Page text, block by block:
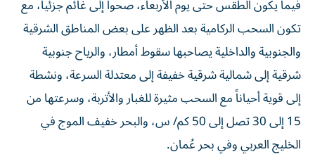
فيما يكون الطقس حتى يوم الأربعاء، صحواً إلى غائم جزئياً، مع
تكون السحب الركامية بعد الظهر على بعض المناطق الشرقية
والجنوبية والداخلية يصاحبها سقوط أمطار، والرياح جنوبية
شرقية إلى شمالية شرقية خفيفة إلى معتدلة السرعة، ونشطة
إلى قوية أحياناً مع السحب مثيرة للغبار والأتربة، وسرعتها من
15 إلى 30 تصل إلى 50 كم/ س، والبحر خفيف الموج في
الخليج العربي وفي بحر عُمان.